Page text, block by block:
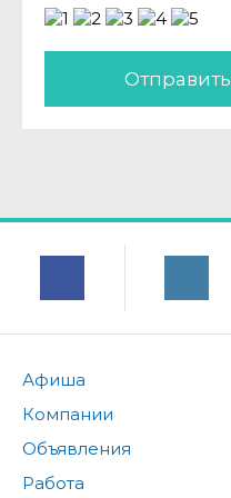
Отправить
Афиша
Компании
Объявления
Работа